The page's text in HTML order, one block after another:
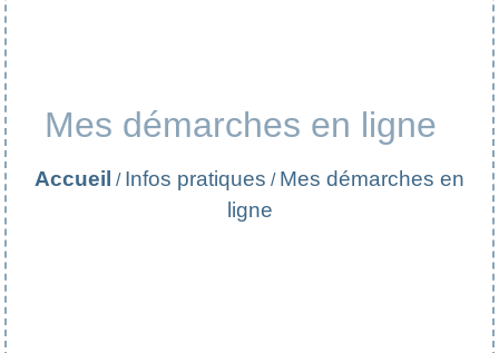
Mes démarches en ligne
Accueil / Infos pratiques / Mes démarches en
ligne